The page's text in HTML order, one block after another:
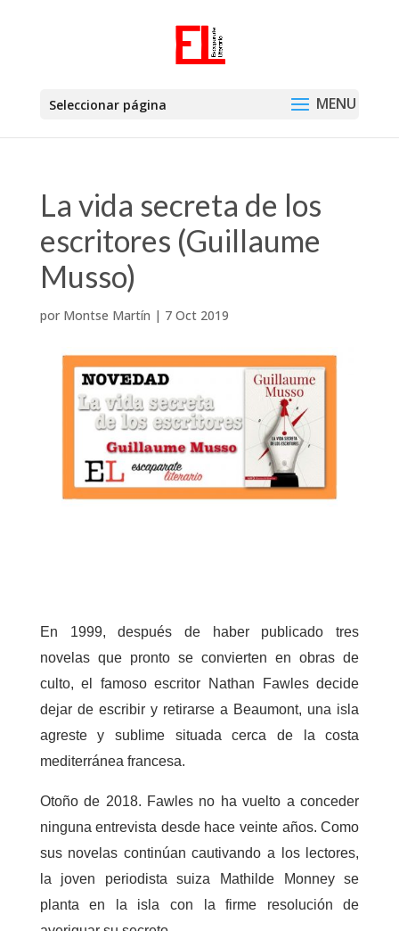
Seleccionar página
La vida secreta de los
escritores (Guillaume
Musso)
por Montse Martín | 7 Oct 2019
En 1999, después de haber publicado tres
novelas que pronto se convierten en obras de
culto, el famoso escritor Nathan Fawles decide
dejar de escribir y retirarse a Beaumont, una isla
agreste y sublime situada cerca de la costa
mediterránea francesa.
Otoño de 2018. Fawles no ha vuelto a conceder
ninguna entrevista desde hace veinte años. Como
sus novelas continúan cautivando a los lectores,
la joven periodista suiza Mathilde Monney se
planta en la isla con la firme resolución de